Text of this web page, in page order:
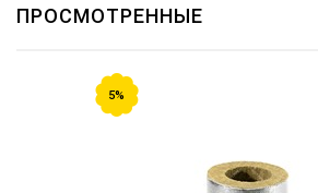
ПРОСМОТРЕННЫЕ
5%